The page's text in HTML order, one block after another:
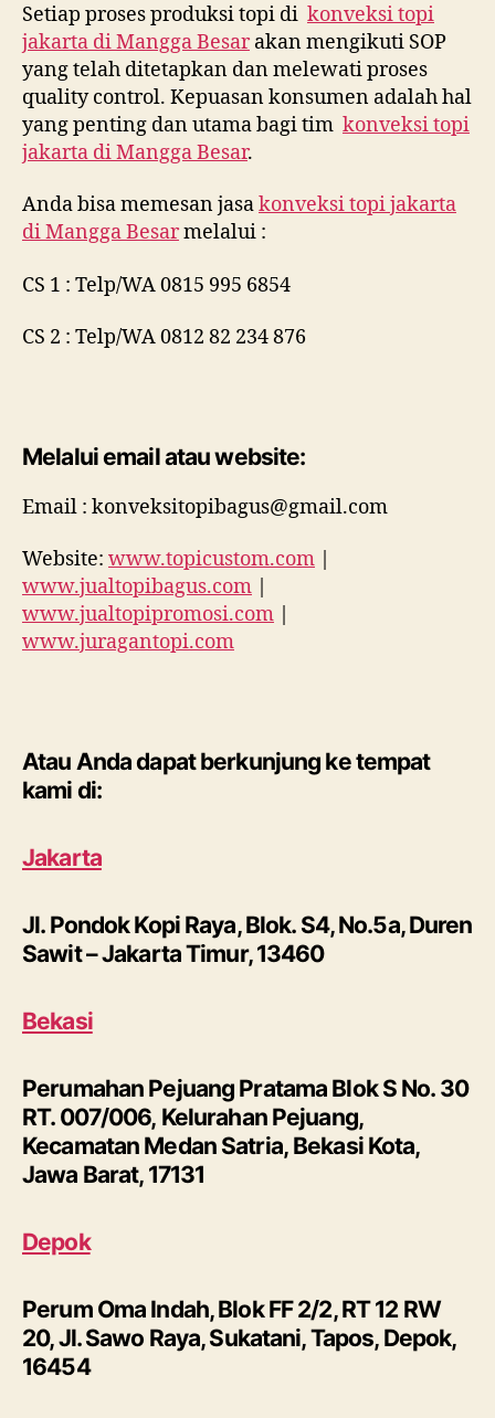
Setiap proses produksi topi di konveksi topi
jakarta diMangga Besarakan mengikuti SOP
yang telah ditetapkan dan melewati proses
quality control. Kepuasan konsumen adalah hal
yang penting dan utama bagi tim konveksi topi
jakarta diMangga Besar.
Anda bisa memesan jasakonveksi topi jakarta
diMangga Besarmelalui :
CS 1 : Telp/WA 0815 995 6854
CS 2 : Telp/WA 0812 82 234 876
Melalui email atau website:
Email : konveksitopibagus@gmail.com
Website: www.topicustom.com
www.jualtopibagus.com
www.jualtopipromosi.com
www.juragantopi.com
Atau Anda dapat berkunjung ke tempat
kami di:
Jakarta
Jl. Pondok Kopi Raya, Blok. S4, No.5a, Duren
Sawit – Jakarta Timur, 13460
Bekasi
Perumahan Pejuang Pratama Blok S No. 30
RT. 007/006, Kelurahan Pejuang,
Kecamatan Medan Satria, Bekasi Kota,
Jawa Barat, 17131
Depok
Perum Oma Indah, Blok FF 2/2, RT 12 RW
20, Jl. Sawo Raya, Sukatani, Tapos, Depok,
16454